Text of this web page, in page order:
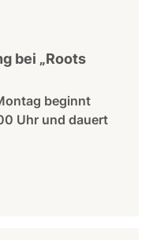
bei „Roots
beginnt
Uhr und dauert